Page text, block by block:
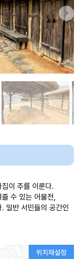
이 주를 이룬다.
수 있는 어물전,
일반 서민들의 공간인
위치재설정